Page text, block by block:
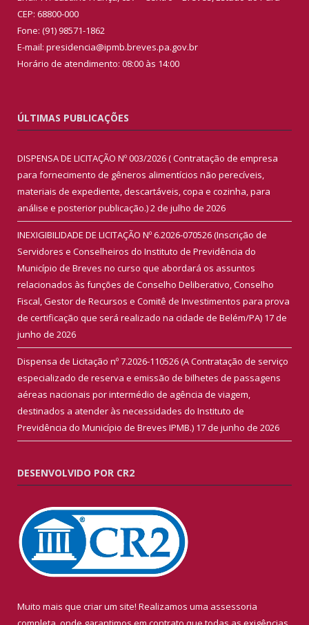
CEP: 68800-000
Fone: (91) 98571-1862
E-mail: presidencia@ipmb.breves.pa.gov.br
Horário de atendimento: 08:00 às 14:00
ÚLTIMAS PUBLICAÇÕES
DISPENSA DE LICITAÇÃO Nº 003/2026 ( Contratação de empresa
para fornecimento de gêneros alimentícios não perecíveis,
materiais de expediente, descartáveis, copa e cozinha, para
análise e posterior publicação.)2 de julho de 2026
INEXIGIBILIDADE DE LICITAÇÃO Nº 6.2026-070526 (Inscrição de
Servidores e Conselheiros do Instituto de Previdência do
Município de Breves no curso que abordará os assuntos
relacionados às funções de Conselho Deliberativo, Conselho
Fiscal, Gestor de Recursos e Comitê de Investimentos para prova
de certificação que será realizado na cidade de Belém/PA) 17 de
junho de 2026
Dispensa de Licitação nº 7.2026-110526 (A Contratação de serviço
especializado de reserva e emissão de bilhetes de passagens
aéreas nacionais por intermédio de agência de viagem,
destinados a atender às necessidades do Instituto de
Previdência do Município de Breves IPMB.) 17 de junho de 2026
DESENVOLVIDO POR CR2
Muito mais que criar um site! Realizamos uma assessoria